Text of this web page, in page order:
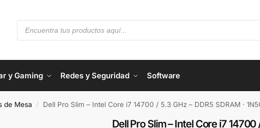
y Gaming Redes y Seguridad Software
de Mesa / Dell Pro Slim – Intel Core i7 14700 / 5.3 GHz – DDR5 SDRAM ·
Dell Pro Slim – Intel Core i7 14700